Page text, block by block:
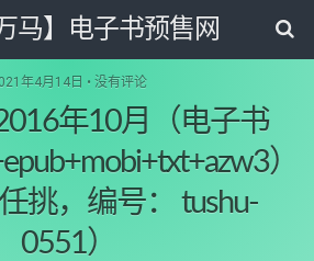
马】电子书预售网
年4月14日 • 没有评论
年10月（电子书
）
挑，编号： tushu-
0551）